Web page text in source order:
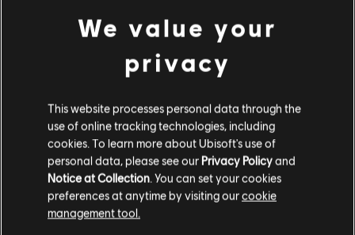
Informações gerais
Data de lançamento:25 de maio de 2022
Descrição: Patine e deslize para a glória em Roller Champions.
Descubra um jogo de esportes de PvP em equipe gratuito sem
Plataformas: PC (Digital), Steam
Gênero:Sports,Multijogador
We value your
privacy
This website processes personal data through the
use of online tracking technologies, including
cookies. To learn more about Ubisoft's use of
personal data, please see our Privacy Policyand
Notice at Collection . You can set your cookies
preferences at anytime by visiting ourcookie
management tool.